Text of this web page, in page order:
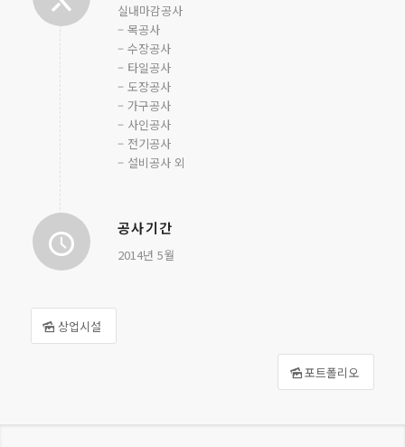
실내마감공사
– 목공사
– 수장공사
– 타일공사
– 도장공사
– 가구공사
– 사인공사
– 전기공사
– 설비공사 외
공사기간
2014년 5월
상업시설
포트폴리오